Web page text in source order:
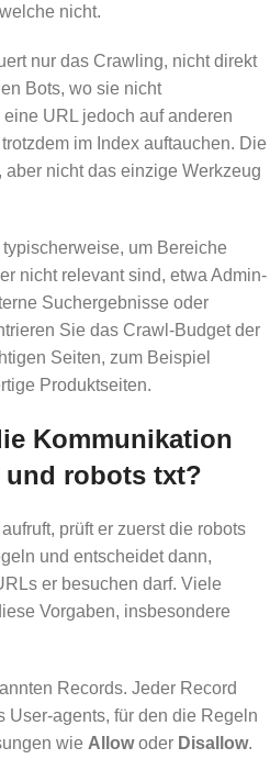
nicht.
nur das Crawling, nicht direkt
Bots, wo sie nicht
URL jedoch auf anderen
im Index auftauchen. Die
nicht das einzige Werkzeug
um Bereiche
nicht relevant sind, etwa Admin-
Suchergebnisse oder
Sie das Crawl-Budget der
Seiten, zum Beispiel
Produktseiten.
Kommunikation
und robots txt?
prüft er zuerst die robots
und entscheidet dann,
er besuchen darf. Viele
Vorgaben, insbesondere
Records. Jeder Record
User-agents, für den die Regeln
wie Allowoder Disallow.